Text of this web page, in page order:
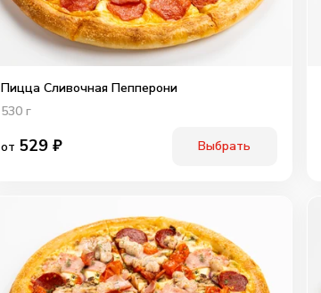
Пицца Сливочная Пепперони
530 г
от 529₽ Выбрать